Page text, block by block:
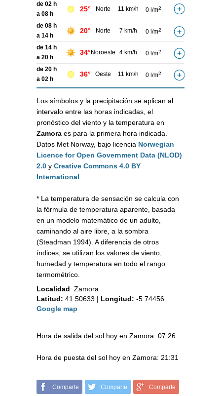
de 02 h
a 08 h
25° Norte 11 km/h 0 l/m2
de 08 h
a 14 h
20° Norte 7 km/h 0 l/m2
de 14 h
a 20 h
34° Noroeste 4 km/h 0 l/m2
de 20 h
a 02 h
36° Oeste 11 km/h 0 l/m2
Los símbolos y la precipitación se aplican al
intervalo entre las horas indicadas, el
pronóstico del viento y la temperatura en
Zamora es para la primera hora indicada.
Datos Met Norway, bajo licencia Norwegian
Licence for Open Government Data (NLOD)
2.0 y Creative Commons 4.0 BY
International
* La temperatura de sensación se calcula con
la fórmula de temperatura aparente, basada
en un modelo matemático de un adulto,
caminando al aire libre, a la sombra
(Steadman 1994). A diferencia de otros
índices, se utilizan los valores de viento,
humedad y temperatura en todo el rango
termométrico.
Localidad: Zamora
Latitud: 41.50633 | Longitud: -5.74456
Google map
Hora de salida del sol hoy en Zamora: 07:26
Hora de puesta del sol hoy en Zamora: 21:31
Comparte Comparte Comparte